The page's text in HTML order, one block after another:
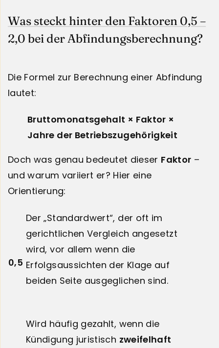
Was steckt hinter den Faktoren 0,5 –
2,0 bei der Abfindungsberechnung?
Die Formel zur Berechnung einer Abfindung
lautet:
Bruttomonatsgehalt × Faktor ×
Jahre der Betriebszugehörigkeit
Doch was genau bedeutet dieser Faktor –
und warum variiert er? Hier eine
Orientierung:
0,5
Der „Standardwert“, der oft im
gerichtlichen Vergleich angesetzt
wird, vor allem wenn die
Erfolgsaussichten der Klage auf
beiden Seite ausgeglichen sind.
Wird häufig gezahlt, wenn die
Kündigung juristisch zweifelhaft